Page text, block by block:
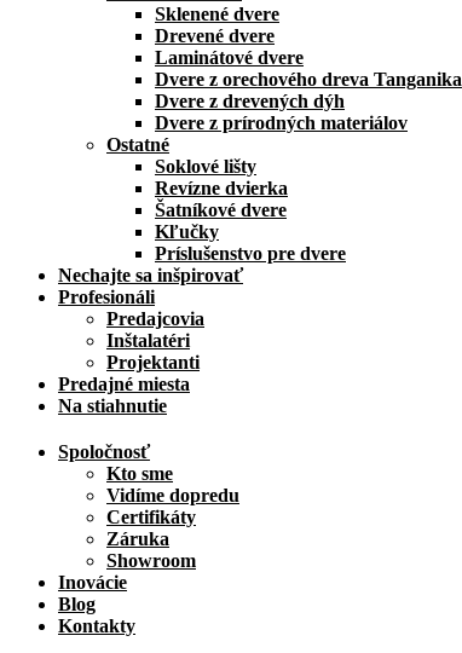
Sklenené dvere
Drevené dvere
Laminátové dvere
Dvere z orechového dreva Tanganika
Dvere z drevených dýh
Dvere z prírodných materiálov
Ostatné
Soklové lišty
Revízne dvierka
Šatníkové dvere
Kľučky
Príslušenstvo pre dvere
Nechajte sa inšpirovať
Profesionáli
Predajcovia
Inštalatéri
Projektanti
Predajné miesta
Na stiahnutie
Spoločnosť
Kto sme
Vidíme dopredu
Certifikáty
Záruka
Showroom
Inovácie
Blog
Kontakty